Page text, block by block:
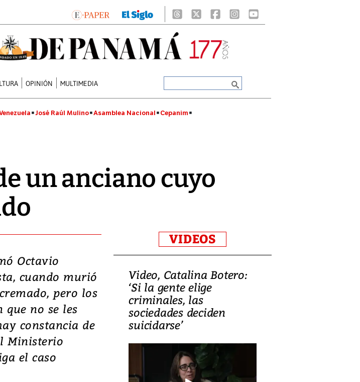
OPINIÓN MULTIMEDIA
José Raúl Mulino Asamblea Nacional Cepanim
un anciano cuyo
Octavio
cuando murió
pero los
no se les
constancia de
Ministerio
el caso
VIDEOS
Japón: Terremoto
y graves
en Kumamoto
Video, Catalina Botero:
‘Si la gente elige
criminales, las
sociedades deciden
suicidarse’